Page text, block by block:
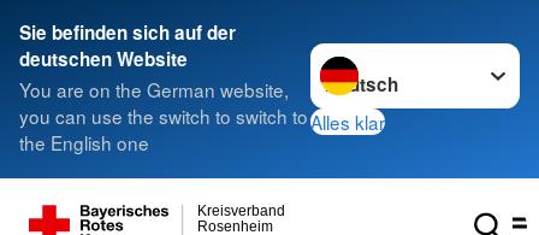
Sie befinden sich auf der
deutschen Website
You are on the German website,
you can use the switch to switch to
the English one
Sprache wechseln zu
Alles klar
Rosenheim
Kreisverband